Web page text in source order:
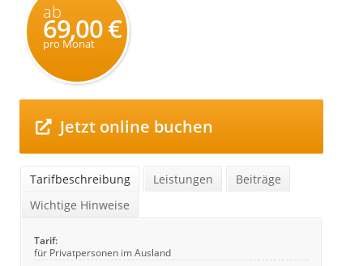
ab
69,00 €
pro Monat
Jetzt online buchen
Tarifbeschreibung Leistungen
Beiträge
Wichtige Hinweise
Tarif:
für Privatpersonen im Ausland